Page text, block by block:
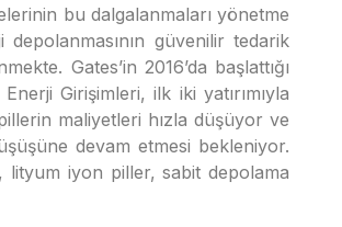
bu dalgalanmaları yönetme
güvenilir tedarik
Gates’in 2016’da başlattığı
Girişimleri, ilk iki yatırımıyla
maliyetleri hızla düşüyor ve
devam etmesi bekleniyor.
lityum iyon piller, sabit depolama